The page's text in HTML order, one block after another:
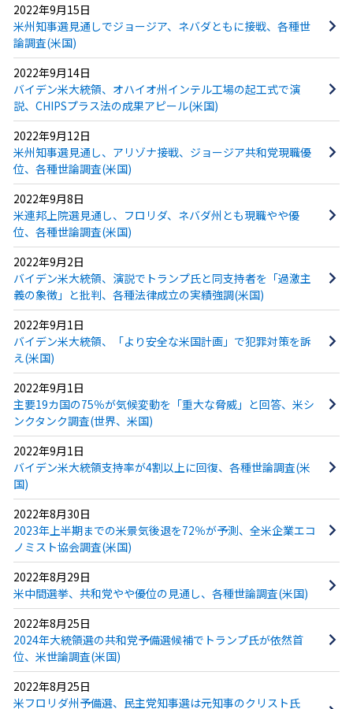
2022年9月15日
米州知事選見通しでジョージア、ネバダともに接戦、各種世
論調査(米国)
2022年9月14日
バイデン米大統領、オハイオ州インテル工場の起工式で演
説、CHIPSプラス法の成果アピール(米国)
2022年9月12日
米州知事選見通し、アリゾナ接戦、ジョージア共和党現職優
位、各種世論調査(米国)
2022年9月8日
米連邦上院選見通し、フロリダ、ネバダ州とも現職やや優
位、各種世論調査(米国)
2022年9月2日
バイデン米大統領、演説でトランプ氏と同支持者を「過激主
義の象徴」と批判、各種法律成立の実績強調(米国)
2022年9月1日
バイデン米大統領、「より安全な米国計画」で犯罪対策を訴
え(米国)
2022年9月1日
主要19カ国の75％が気候変動を「重大な脅威」と回答、米シ
ンクタンク調査(世界、米国)
2022年9月1日
バイデン米大統領支持率が4割以上に回復、各種世論調査(米
国)
2022年8月30日
2023年上半期までの米景気後退を72％が予測、全米企業エコ
ノミスト協会調査(米国)
2022年8月29日
米中間選挙、共和党やや優位の見通し、各種世論調査(米国)
2022年8月25日
2024年大統領選の共和党予備選候補でトランプ氏が依然首
位、米世論調査(米国)
2022年8月25日
米フロリダ州予備選、民主党知事選は元知事のクリスト氏